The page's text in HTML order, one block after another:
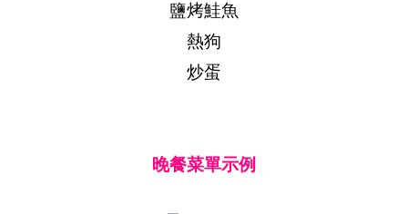
鹽烤鮭魚
熱狗
炒蛋
晚餐菜單示例